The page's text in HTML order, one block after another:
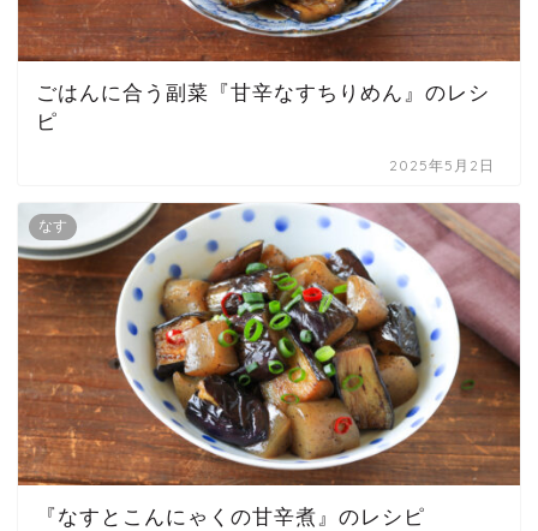
ごはんに合う副菜『甘辛なすちりめん』のレシ
ピ
2025年5月2日
なす
『なすとこんにゃくの甘辛煮』のレシピ